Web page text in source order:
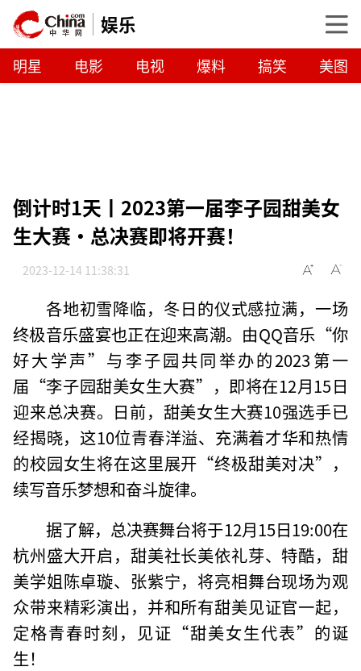
娱乐
明星 电影 电视 爆料 搞笑 美图
倒计时1天丨2023第一届李子园甜美女
生大赛·总决赛即将开赛！
2023-12-14 11:38:31
各地初雪降临，冬日的仪式感拉满，一场
终极音乐盛宴也正在迎来高潮。由QQ音乐“你
好大学声”与李子园共同举办的2023第一
届“李子园甜美女生大赛”，即将在12月15日
迎来总决赛。日前，甜美女生大赛10强选手已
经揭晓，这10位青春洋溢、充满着才华和热情
的校园女生将在这里展开“终极甜美对决”，
续写音乐梦想和奋斗旋律。
据了解，总决赛舞台将于12月15日19:00在
杭州盛大开启，甜美社长美依礼芽、特酷，甜
美学姐陈卓璇、张紫宁，将亮相舞台现场为观
众带来精彩演出，并和所有甜美见证官一起，
定格青春时刻，见证“甜美女生代表”的诞
生！